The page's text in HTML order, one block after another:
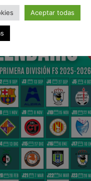
DE LIGA
Aceptar todas